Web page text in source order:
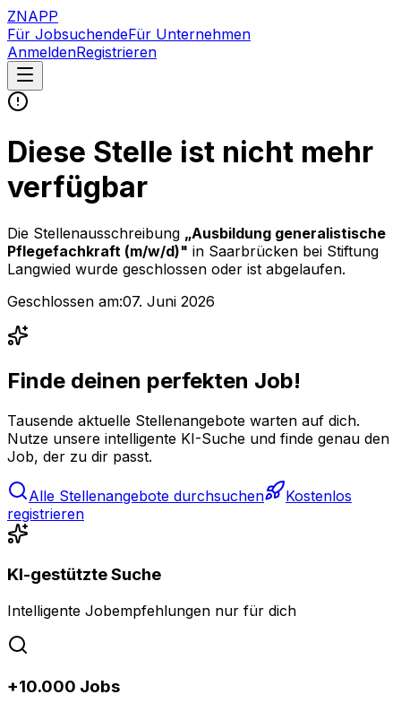
ZNAPP
Für JobsuchendeFür Unternehmen
AnmeldenRegistrieren
Diese Stelle ist nicht mehr
verfügbar
Die Stellenausschreibung „Ausbildung generalistische
Pflegefachkraft (m/w/d)" in Saarbrücken bei Stiftung
Langwied wurde geschlossen oder ist abgelaufen.
Geschlossen am:07. Juni 2026
Finde deinen perfekten Job!
Tausende aktuelle Stellenangebote warten auf dich.
Nutze unsere intelligente KI-Suche und finde genau den
Job, der zu dir passt.
Alle Stellenangebote durchsuchen
Kostenlos
registrieren
KI-gestützte Suche
Intelligente Jobempfehlungen nur für dich
+10.000 Jobs